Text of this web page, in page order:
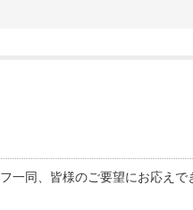
一同、皆様のご要望にお応えで